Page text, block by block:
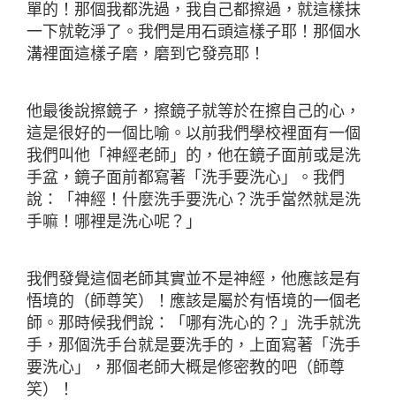
單的！那個我都洗過，我自己都擦過，就這樣抹
一下就乾淨了。我們是用石頭這樣子耶！那個水
溝裡面這樣子磨，磨到它發亮耶！
他最後說擦鏡子，擦鏡子就等於在擦自己的心，
這是很好的一個比喻。以前我們學校裡面有一個
我們叫他「神經老師」的，他在鏡子面前或是洗
手盆，鏡子面前都寫著「洗手要洗心」。我們
說：「神經！什麼洗手要洗心？洗手當然就是洗
手嘛！哪裡是洗心呢？」
我們發覺這個老師其實並不是神經，他應該是有
悟境的（師尊笑）！應該是屬於有悟境的一個老
師。那時候我們說：「哪有洗心的？」洗手就洗
手，那個洗手台就是要洗手的，上面寫著「洗手
要洗心」，那個老師大概是修密教的吧（師尊
笑）！